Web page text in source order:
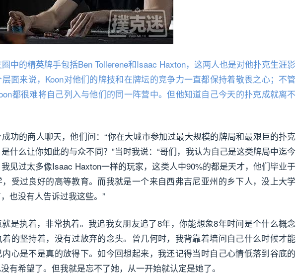
中的精英牌手包括Ben Tollerene和Isaac Haxton，这两人也是对他扑克生涯影
面来说，Koon对他们的牌技和在牌坛的竞争力一直都保持着敬畏之心；不管
都很难将自己列入与他们的同一阵营中。但他知道自己今天的扑克成就离不
功的商人聊天，他们问：“你在大城市参加过最大规模的牌局和最艰巨的扑克
什么让你如此的与众不同？”当时我说：“哥们，我认为自己是这类牌局中迄今
见过太多像Isaac Haxton一样的玩家，这类人中90%的都是天才，他们毕业于
受过良好的高等教育。而我就是一个来自西弗吉尼亚州的乡下人，没上大学
也没有人告诉过我这些。”
是执着，非常执着。我追我女朋友追了8年，你能想象8年时间是个什么概念
的坚持着，没有过放弃的念头。曾几何时，我背靠着墙问自己什么时候才能
心是不是真的放得下。如今回想起来，我还记得当时自己心情低落到谷底的
有希望了。但我就是忘不了她，从一开始就认定是她了。